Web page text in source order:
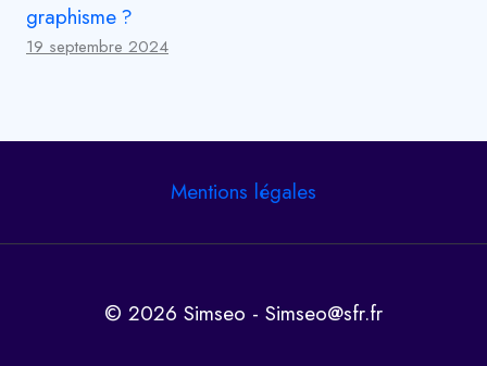
graphisme ?
19 septembre 2024
Mentions légales
© 2026 Simseo - Simseo@sfr.fr